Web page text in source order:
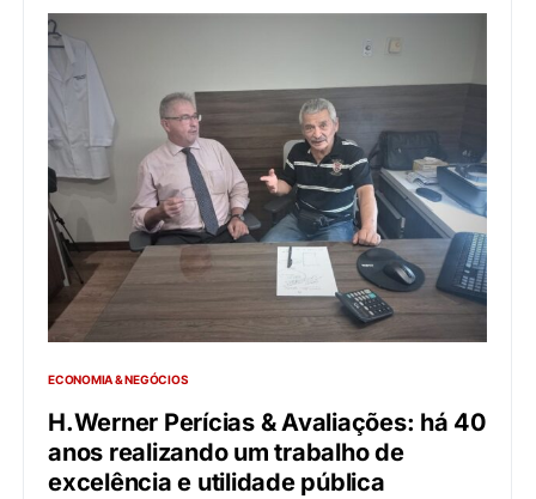
ECONOMIA & NEGÓCIOS
H.Werner Perícias & Avaliações: há 40
anos realizando um trabalho de
excelência e utilidade pública